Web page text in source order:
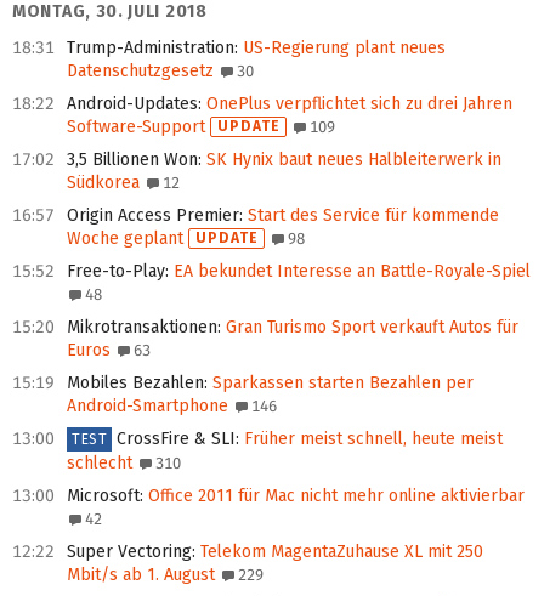
MONTAG, 30. JULI 2018
18:31
Trump-Administration: US-Regierung plant neues
Datenschutzgesetz
30
18:22 Android-Updates: OnePlus verpflichtet sich zu drei Jahren
Software-Support
UPDATE 109
17:02 3,5 Billionen Won: SK Hynix baut neues Halbleiterwerk in
Südkorea
12
16:57 Origin Access Premier: Start des Service für kommende
Woche geplant
UPDATE 98
15:52 Free-to-Play: EA bekundet Interesse an Battle-Royale-Spiel
48
15:20 Mikrotransaktionen: Gran Turismo Sport verkauft Autos für
Euros
63
15:19 Mobiles Bezahlen: Sparkassen starten Bezahlen per
Android-Smartphone
146
13:00 TEST CrossFire & SLI: Früher meist schnell, heute meist
schlecht
310
13:00 Microsoft: Office 2011 für Mac nicht mehr online aktivierbar
42
12:22 Super Vectoring: Telekom MagentaZuhause XL mit 250
Mbit/s ab 1. August
229